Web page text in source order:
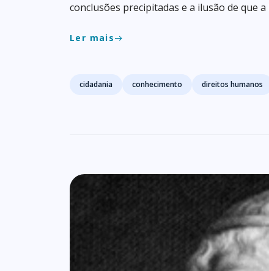
conclusões precipitadas e a ilusão de que
Ler maiseast
Tags
cidadania conhecimento direitos humanos